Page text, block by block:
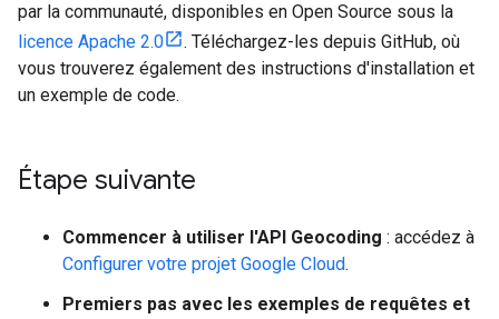
par la communauté, disponibles en Open Source sous la
licence Apache 2.0
. Téléchargez-les depuis GitHub, où
vous trouverez également des instructions d'installation et
un exemple de code.
Étape suivante
Commencer à utiliser l'API Geocoding : accédez à
Configurer votre projet Google Cloud.
Premiers pas avec les exemples de requêtes et